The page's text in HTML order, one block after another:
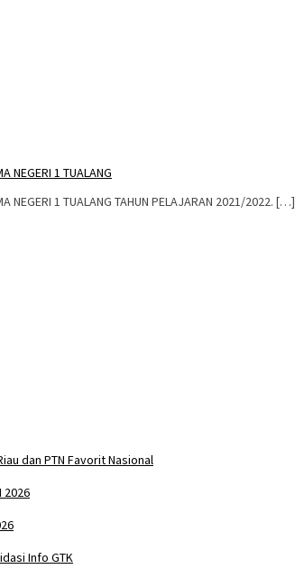
NEGERI 1 TUALANG
NEGERI 1 TUALANG TAHUN PELAJARAN 2021/2022. […]
dan PTN Favorit Nasional
2026
Info GTK